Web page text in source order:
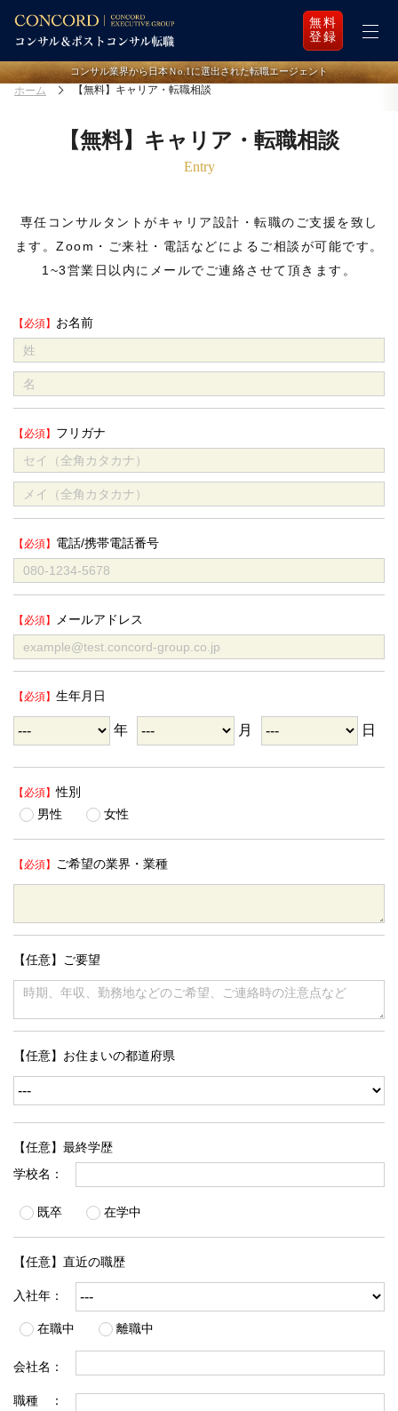
無料
登録
コンサル業界から日本Ｎo.1に選出された転職エージェント
ホーム 【無料】キャリア・転職相談
【無料】キャリア・転職相談
Entry
専任コンサルタントがキャリア設計・転職のご支援を致し
ます。 Zoom・ご来社・電話などによるご相談が可能です。
1~3営業日以内にメールでご連絡させて頂きます。
お名前
フリガナ
電話/携帯電話番号
メールアドレス
生年月日
年 月 日
性別
男性
女性
ご希望の業界・業種
【任意】ご要望
【任意】お住まいの都道府県
【任意】最終学歴
学校名：
既卒 在学中
【任意】直近の職歴
入社年：
在職中 離職中
会社名：
職種 ：